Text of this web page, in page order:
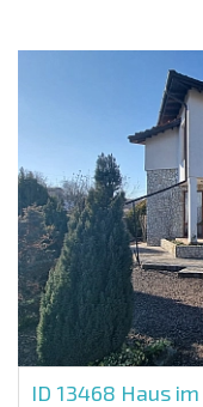
ID 13468 Haus